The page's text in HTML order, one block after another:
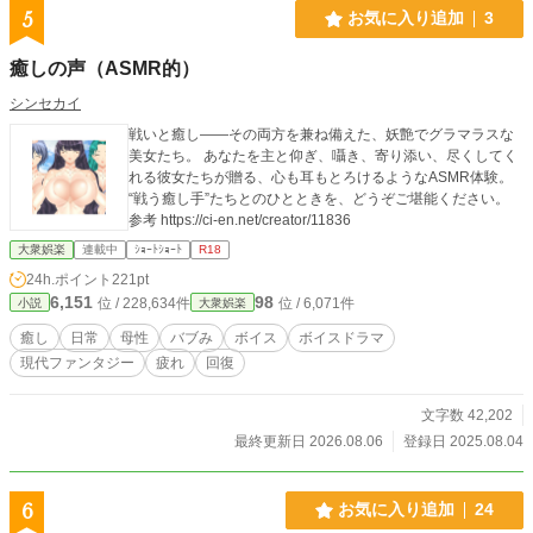
5 お気に入り追加 3
癒しの声（ASMR的）
シンセカイ
戦いと癒し――その両方を兼ね備えた、妖艶でグラマラスな
美女たち。 あなたを主と仰ぎ、囁き、寄り添い、尽くしてく
れる彼女たちが贈る、心も耳もとろけるようなASMR体験。
“戦う癒し手”たちとのひとときを、どうぞご堪能ください。
参考 https://ci-en.net/creator/11836
大衆娯楽 連載中 ｼｮｰﾄｼｮｰﾄ R18
24h.ポイント 221pt
小説 6,151 位 / 228,634件 大衆娯楽 98 位 / 6,071件
癒し 日常 母性 バブみ ボイス
ボイスドラマ
現代ファンタジー
疲れ 回復
文字数 42,202
最終更新日 2026.08.06
登録日 2025.08.04
6 お気に入り追加 24